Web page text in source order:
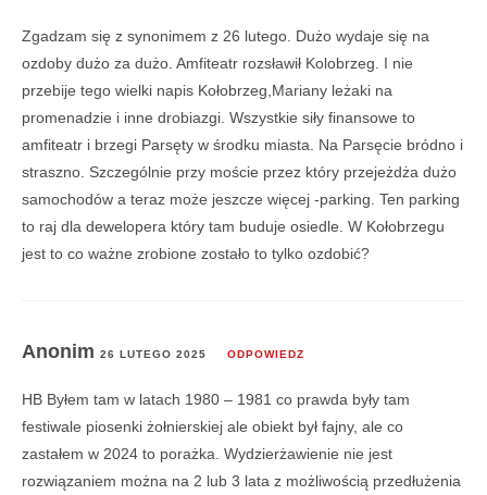
Zgadzam się z synonimem z 26 lutego. Dużo wydaje się na
ozdoby dużo za dużo. Amfiteatr rozsławił Kolobrzeg. I nie
przebije tego wielki napis Kołobrzeg,Mariany leżaki na
promenadzie i inne drobiazgi. Wszystkie siły finansowe to
amfiteatr i brzegi Parsęty w środku miasta. Na Parsęcie bródno i
straszno. Szczególnie przy moście przez który przejeżdża dużo
samochodów a teraz może jeszcze więcej -parking. Ten parking
to raj dla dewelopera który tam buduje osiedle. W Kołobrzegu
jest to co ważne zrobione zostało to tylko ozdobić?
Anonim 26 LUTEGO 2025 ODPOWIEDZ
HB Byłem tam w latach 1980 – 1981 co prawda były tam
festiwale piosenki żołnierskiej ale obiekt był fajny, ale co
zastałem w 2024 to porażka. Wydzierżawienie nie jest
rozwiązaniem można na 2 lub 3 lata z możliwością przedłużenia